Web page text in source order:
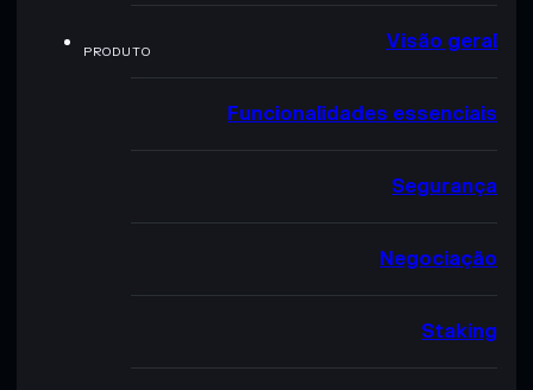
PRODUTO Visão geral
Funcionalidades essenciais
Segurança
Negociação
Staking